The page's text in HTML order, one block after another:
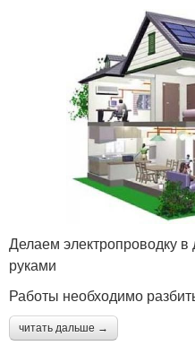
Делаем электропроводку
руками
Работы необходимо
читать дальше →